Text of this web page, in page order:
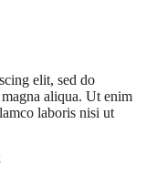
elit, sed do
aliqua. Ut enim
laboris nisi ut